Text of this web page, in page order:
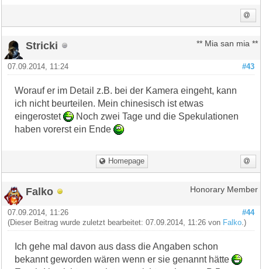
Stricki ** Mia san mia **
#43
07.09.2014, 11:24
Worauf er im Detail z.B. bei der Kamera eingeht, kann
ich nicht beurteilen. Mein chinesisch ist etwas
eingerostet
Noch zwei Tage und die Spekulationen
haben vorerst ein Ende
Homepage
Falko Honorary Member
#44
07.09.2014, 11:26
(Dieser Beitrag wurde zuletzt bearbeitet: 07.09.2014, 11:26 von Falko .)
Ich gehe mal davon aus dass die Angaben schon
bekannt geworden wären wenn er sie genannt hätte